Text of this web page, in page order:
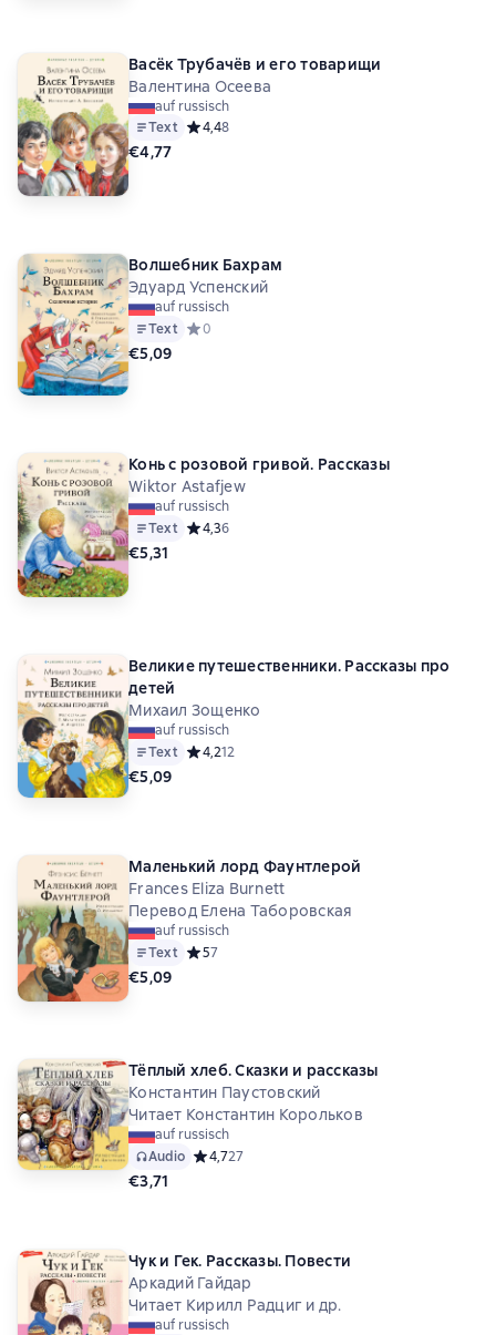
Васёк Трубачёв и его товарищи
Валентина Осеева
auf russisch
Text Средний рейтинг 4,4 на основе 8 оценок
4,48
€4,77
Волшебник Бахрам
Эдуард Успенский
auf russisch
Text Средний рейтинг 0 на основе 0 оценок
0
€5,09
Конь с розовой гривой. Рассказы
Wiktor Astafjew
auf russisch
Text Средний рейтинг 4,3 на основе 6 оценок
4,36
€5,31
Великие путешественники. Рассказы про
детей
Михаил Зощенко
auf russisch
Text Средний рейтинг 4,2 на основе 12 оценок
4,212
€5,09
Маленький лорд Фаунтлерой
Frances Eliza Burnett
Перевод Елена Таборовская
auf russisch
Text Средний рейтинг 5 на основе 7 оценок
57
€5,09
Тёплый хлеб. Сказки и рассказы
Константин Паустовский
Читает Константин Корольков
auf russisch
Audio Средний рейтинг 4,7 на основе 27 оценок
4,727
€3,71
Чук и Гек. Рассказы. Повести
Аркадий Гайдар
Читает Кирилл Радциг и др.
auf russisch